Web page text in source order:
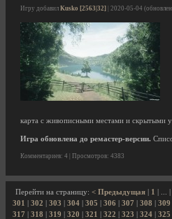
Игру добавил Kusko [2563|32] | 2020-05-04
карта с живописными местами и скрытыми
Игра обновлена до ремастер-версии.
Комментариев: 4 | Просмотров: 4383
Перейти на страницу: < Предыдущая 1
301
302 303 304 305 306 307 308 309
317
318 319 320 321 322 323 324| 325